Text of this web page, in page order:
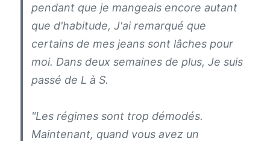
pendant que je mangeais encore autant
que d'habitude, J'ai remarqué que
certains de mes jeans sont lâches pour
moi. Dans deux semaines de plus, Je suis
passé de L à S.
"Les régimes sont trop démodés.
Maintenant, quand vous avez un